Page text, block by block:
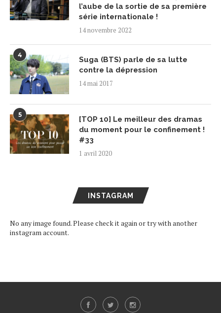
l’aube de la sortie de sa première
série internationale !
14 novembre 2022
4
Suga (BTS) parle de sa lutte
contre la dépression
14 mai 2017
5
[TOP 10] Le meilleur des dramas
du moment pour le confinement !
#33
1 avril 2020
INSTAGRAM
No any image found. Please check it again or try with another
instagram account.